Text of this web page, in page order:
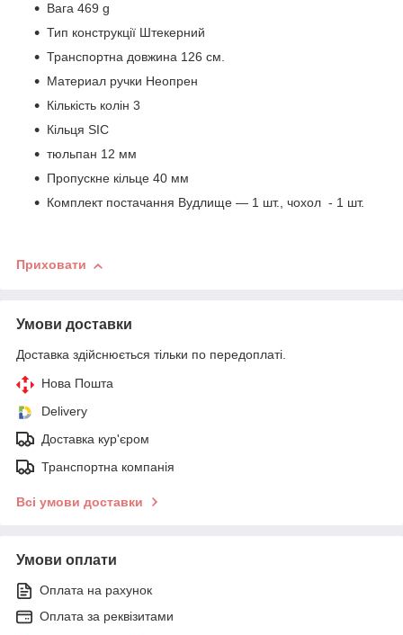
Вага 469 g
Тип конструкції Штекерний
Транспортна довжина 126 см.
Материал ручки Неопрен
Кількість колін 3
Кільця SIC
тюльпан 12 мм
Пропускне кільце 40 мм
Комплект постачання Вудлище — 1 шт., чохол - 1 шт.
Приховати
Умови доставки
Доставка здійснюється тільки по передоплаті.
Нова Пошта
Delivery
Доставка кур'єром
Транспортна компанія
Всі умови доставки
Умови оплати
Оплата на рахунок
Оплата за реквізитами